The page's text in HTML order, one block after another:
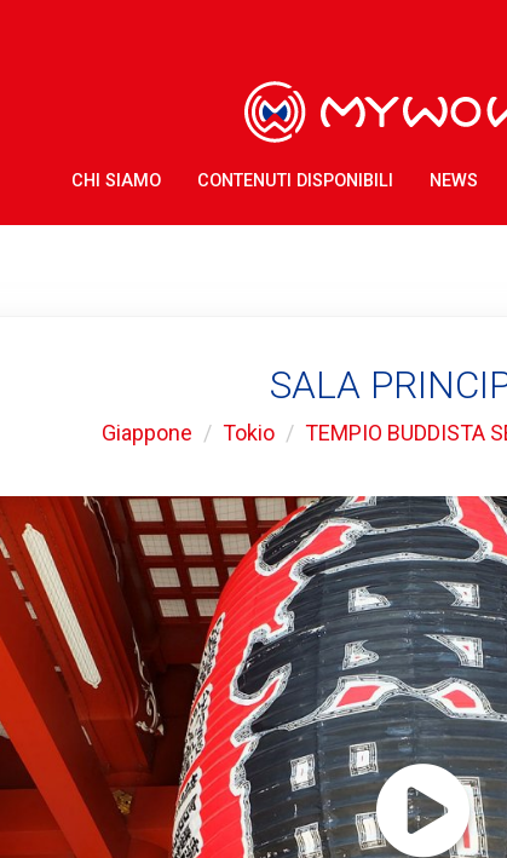
CHI SIAMO CONTENUTI DISPONIBILI NEWS
SALA
Giappone Tokio TEMPIO BUDDISTA